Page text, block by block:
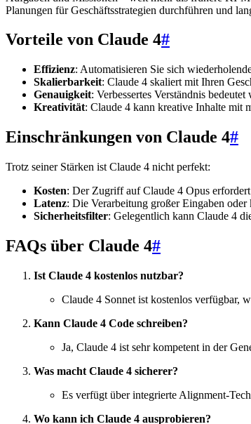
Planungen für Geschäftsstrategien durchführen und
Vorteile von Claude 4#
Effizienz: Automatisieren Sie sich
Skalierbarkeit: Claude 4 skaliert mit Ihren
Genauigkeit: Verbessertes Verständnis
Kreativität: Claude 4 kann kreative Inhalte mit
Einschränkungen von Claude 4#
Trotz seiner Stärken ist Claude 4 nicht perfekt:
Kosten: Der Zugriff auf Claude 4 Opus
Latenz: Die Verarbeitung großer Eingaben
Sicherheitsfilter: Gelegentlich kann Claude 4
FAQs über Claude 4#
Ist Claude 4 kostenlos nutzbar?
Claude 4 Sonnet ist kostenlos verfügbar,
Kann Claude 4 Code schreiben?
Ja, Claude 4 ist sehr kompetent in der
Was macht Claude 4 sicherer?
Es verfügt über integrierte Alignment-
Wo kann ich Claude 4 ausprobieren?